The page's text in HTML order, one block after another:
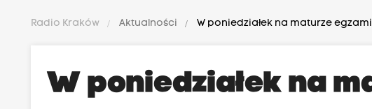
Radio Kraków Aktualności W poniedziałek na maturze
W poniedziałek na